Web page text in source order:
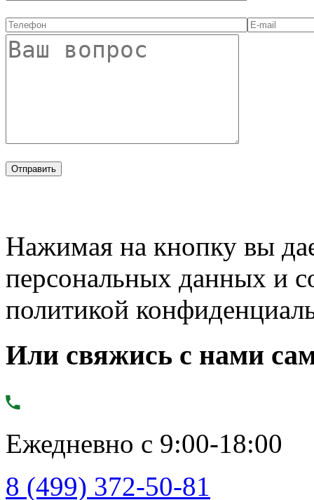
Нажимая на кнопку вы
персональных данных и
политикой
Или свяжись с нами
Ежедневно с 9:00-18:00
8 (499) 372-50-81